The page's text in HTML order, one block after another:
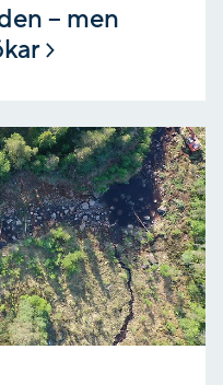
– men